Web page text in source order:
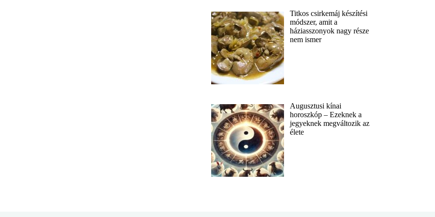
Titkos csirkemáj készítési
módszer, amit a
háziasszonyok nagy része
nem ismer
Augusztusi kínai
horoszkóp – Ezeknek a
jegyeknek megváltozik az
élete